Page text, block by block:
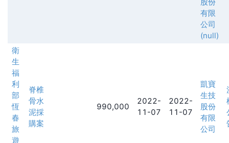
有限
公司
(null)
衛
生
福
利
部
恆
春
旅
遊
脊椎
骨水
泥採
購案
990,000
2022-
11-07
2022-
11-07
凱寶
生技
股份
有限
公司